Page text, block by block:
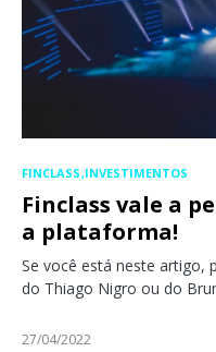
FINCLASS INVESTIMENTOS
Finclass vale a
a plataforma!
Se você está neste artigo,
do Thiago Nigro ou do
27/04/2022